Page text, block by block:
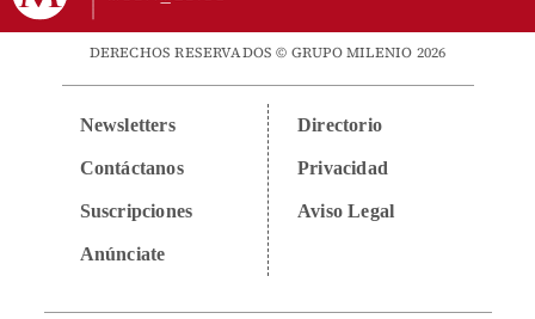
DERECHOS RESERVADOS © GRUPO MILENIO 2026
Newsletters
Contáctanos
Suscripciones
Anúnciate
Directorio
Privacidad
Aviso Legal